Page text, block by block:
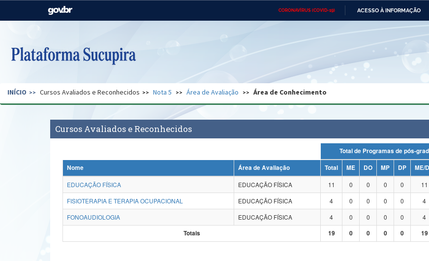
CORONAVÍRUS (COVID-19) ACESSO À INFORMAÇÃO
Casa Civil Ministério das Relações
Pecuária e Abastecimento
Ministério do Desenvolvimento
Regional
Secretaria de Governo Gabinete de Segurança Advocacia-Geral da União Banco Central do Brasil
INÍCIO Cursos Avaliados e Reconhecidos Nota 5 Área de Avaliação Área de Conhecimento
Cursos Avaliados e Reconhecidos
Total de Programas
Nome
Área de Avaliação Total ME DO MP DP ME/
EDUCAÇÃO FÍSICA
EDUCAÇÃO FÍSICA 11 0 0 0 0 11
FISIOTERAPIA E TERAPIA OCUPACIONAL
EDUCAÇÃO FÍSICA 4 0 0 0 0 4
FONOAUDIOLOGIA
EDUCAÇÃO FÍSICA 4 0 0 0 0 4
Totais
19 0 0 0 0 19